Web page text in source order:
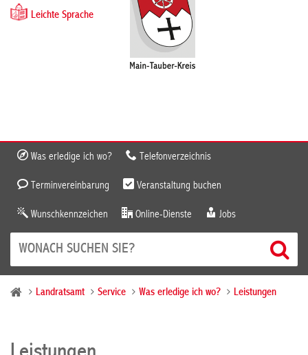
Leichte Sprache
Was erledige ich wo? Telefonverzeichnis
Terminvereinbarung Veranstaltung buchen
Wunschkennzeichen Online-Dienste Jobs
Landratsamt Service Was erledige ich wo? Leistungen